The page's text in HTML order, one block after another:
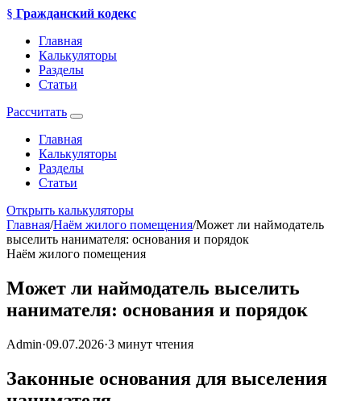
§ Гражданский кодекс
Главная
Калькуляторы
Разделы
Статьи
Рассчитать
Главная
Калькуляторы
Разделы
Статьи
Открыть калькуляторы
Главная/Наём жилого помещения/Может ли наймодатель
выселить нанимателя: основания и порядок
Наём жилого помещения
Может ли наймодатель выселить
нанимателя: основания и порядок
Admin·09.07.2026·3 минут чтения
Законные основания для выселения